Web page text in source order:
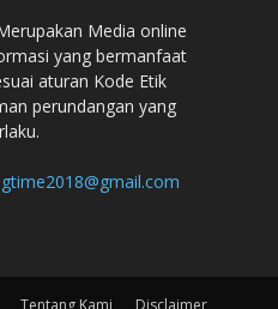
Media online
yang bermanfaat
aturan Kode Etik
perundangan yang